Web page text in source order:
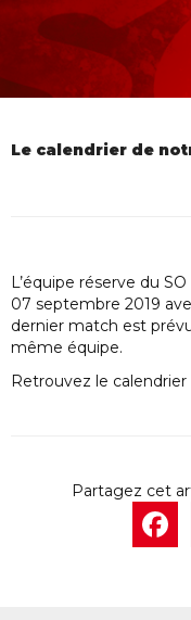
Le calendrier de
L’équipe réserve du
07 septembre 2019
dernier match est
même équipe.
Retrouvez le calendrier